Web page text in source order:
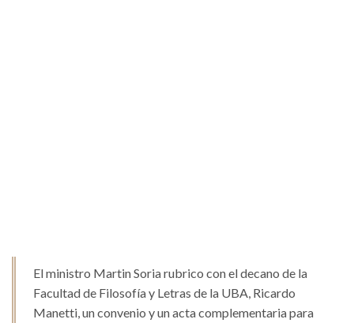
El ministro Martin Soria rubrico con el decano de la
Facultad de Filosofía y Letras de la UBA, Ricardo
Manetti, un convenio y un acta complementaria para